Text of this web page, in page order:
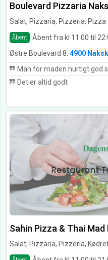
Boulevard Pizzaria
Salat, Pizzaria, Pizzeria, Pizza
Åbent Åbent fra kl 11:00 til
Østre Boulevard 8, 4900
Man for maden hurtigt god
Det er altid godt
Sahin Pizza & Thai Mad
Salat, Pizzaria, Pizzeria,